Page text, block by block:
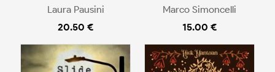
Laura Pausini
20.50 €
Marco Simoncelli
15.00 €